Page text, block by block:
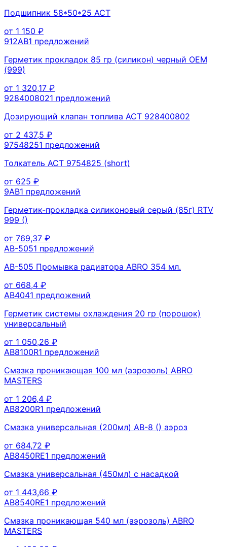
Подшипник 58*50*25 ACT
от 1 150 ₽
912AB1 предложений
Герметик прокладок 85 гр (силикон) черный OEM
(999)
от 1 320,17 ₽
9284008021 предложений
Дозирующий клапан топлива ACT 928400802
от 2 437,5 ₽
97548251 предложений
Толкатель ACT 9754825 (short)
от 625 ₽
9AB1 предложений
Герметик-прокладка силиконовый серый (85г) RTV
999 ()
от 769,37 ₽
AB-5051 предложений
AB-505 Промывка радиатора ABRO 354 мл.
от 668,4 ₽
AB4041 предложений
Герметик системы охлаждения 20 гр (порошок)
универсальный
от 1 050,26 ₽
AB8100R1 предложений
Смазка проникающая 100 мл (аэрозоль) ABRO
MASTERS
от 1 206,4 ₽
AB8200R1 предложений
Смазка универсальная (200мл) АВ-8 () аэроз
от 684,72 ₽
AB8450RE1 предложений
Смазка универсальная (450мл) с насадкой
от 1 443,66 ₽
AB8540RE1 предложений
Смазка проникающая 540 мл (аэрозоль) ABRO
MASTERS